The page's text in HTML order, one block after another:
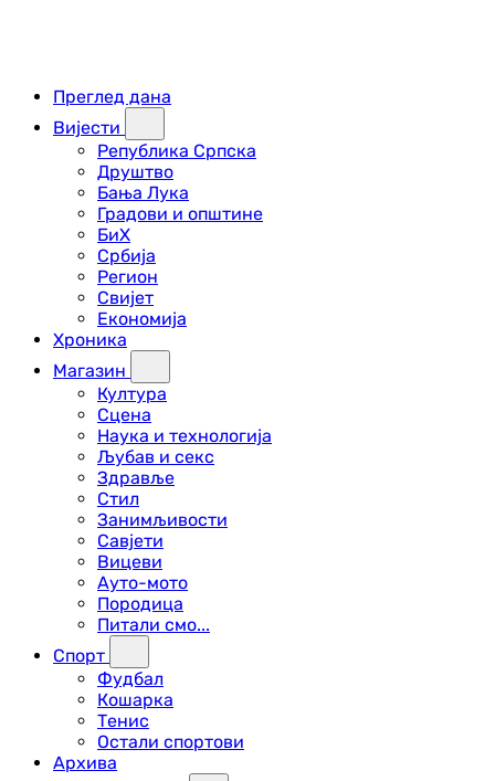
Преглед дана
Вијести
Република Српска
Друштво
Бања Лука
Градови и општине
БиХ
Србија
Регион
Свијет
Економија
Хроника
Магазин
Култура
Сцена
Наука и технологија
Љубав и секс
Здравље
Стил
Занимљивости
Савјети
Вицеви
Ауто-мото
Породица
Питали смо...
Спорт
Фудбал
Кошарка
Тенис
Остали спортови
Архива